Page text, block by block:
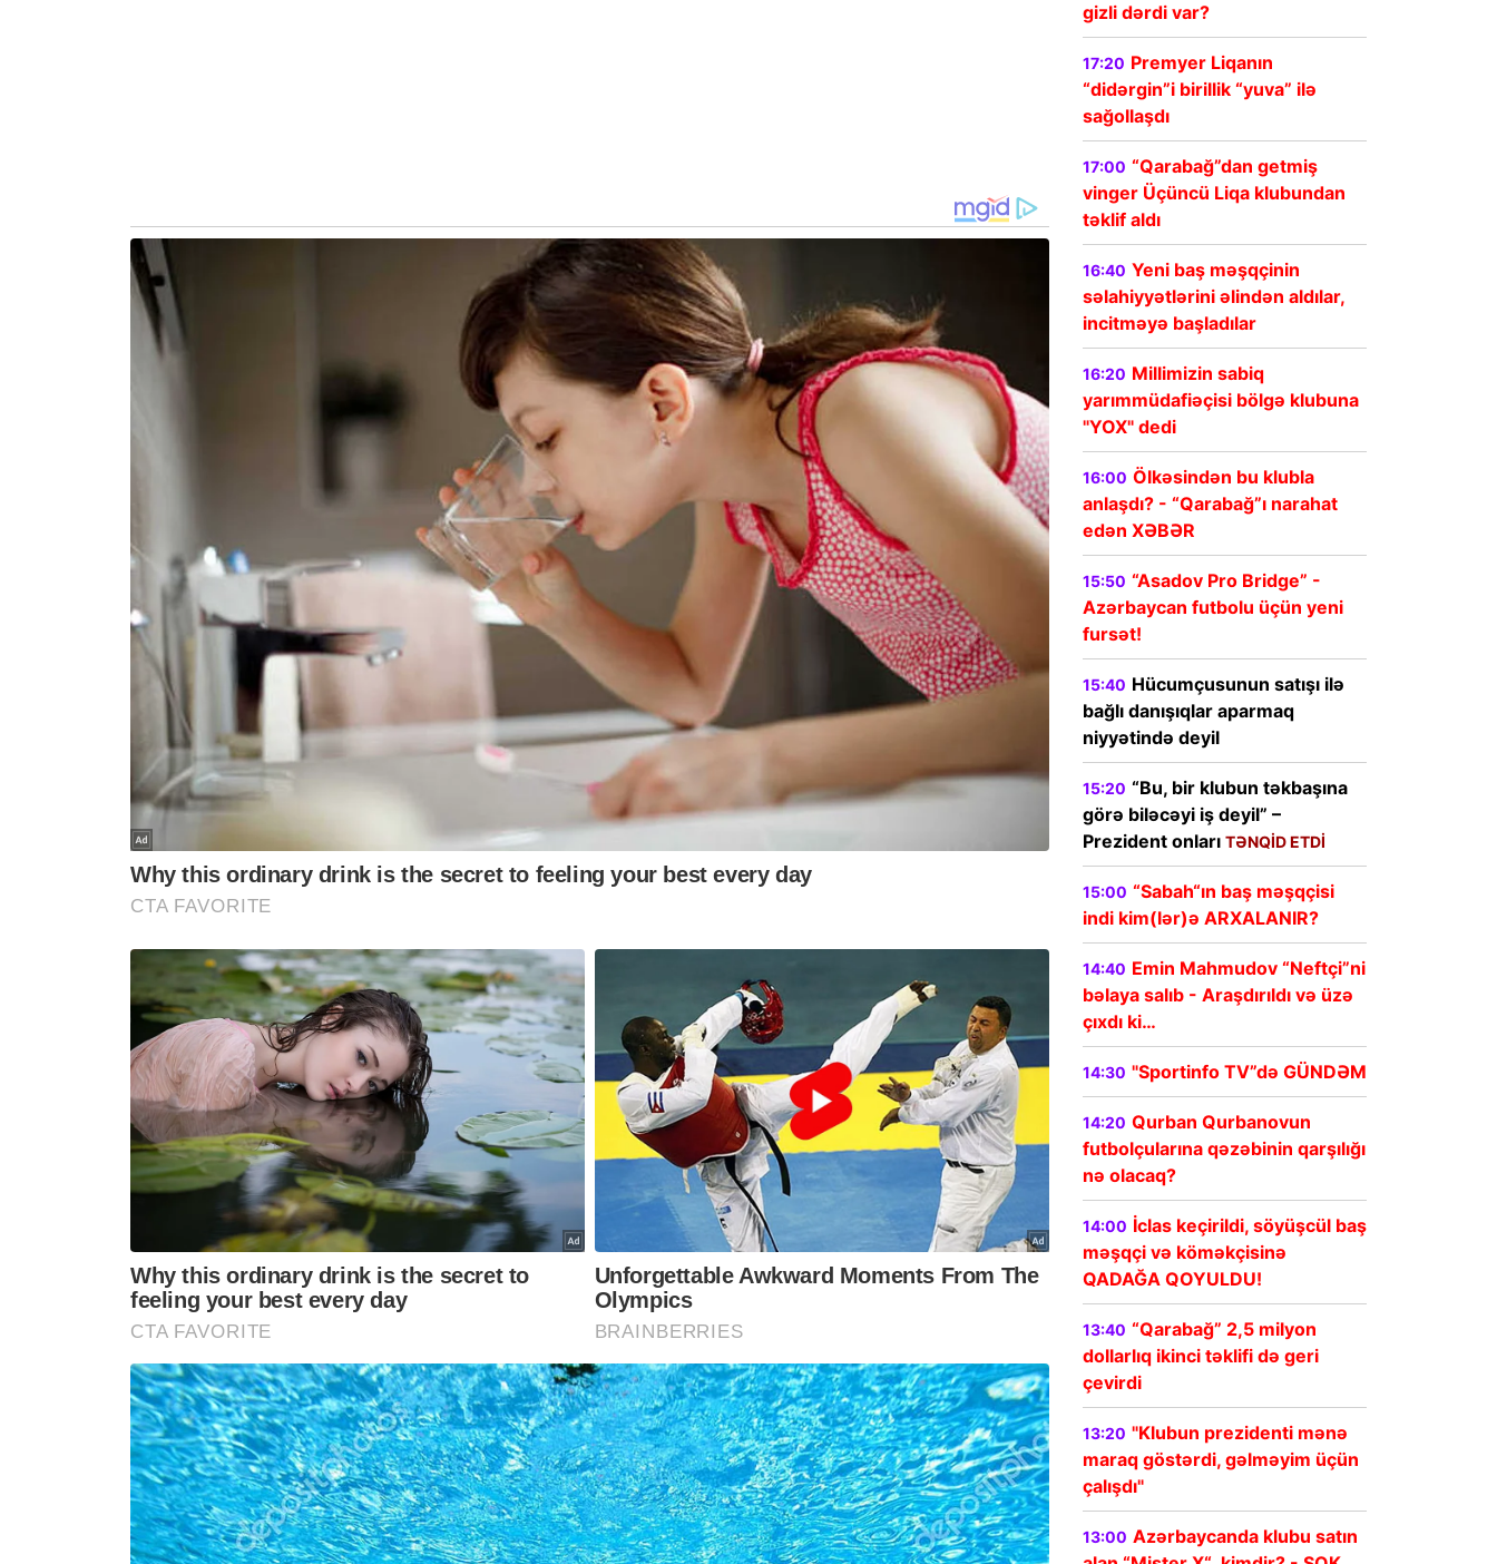
gizli dərdi var?
17:20 Premyer Liqanın
“didərgin”i birillik “yuva” ilə
sağollaşdı
17:00 “Qarabağ”dan getmiş
vinger Üçüncü Liqa klubundan
təklif aldı
16:40 Yeni baş məşqçinin
səlahiyyətlərini əlindən aldılar,
incitməyə başladılar
16:20 Millimizin sabiq
yarımmüdafiəçisi bölgə klubuna
"YOX" dedi
16:00 Ölkəsindən bu klubla
anlaşdı? - “Qarabağ”ı narahat
edən XƏBƏR
15:50 “Asadov Pro Bridge” -
Azərbaycan futbolu üçün yeni
fursət!
15:40 Hücumçusunun satışı ilə
bağlı danışıqlar aparmaq
niyyətində deyil
15:20 “Bu, bir klubun təkbaşına
görə biləcəyi iş deyil” –
Prezident onları TƏNQİD ETDİ
15:00 “Sabah“ın baş məşqçisi
indi kim(lər)ə ARXALANIR?
14:40 Emin Mahmudov “Neftçi”ni
bəlaya salıb - Araşdırıldı və üzə
çıxdı ki…
14:30 "Sportinfo TV”də GÜNDƏM
14:20 Qurban Qurbanovun
futbolçularına qəzəbinin qarşılığı
nə olacaq?
14:00 İclas keçirildi, söyüşcül baş
məşqçi və köməkçisinə
QADAĞA QOYULDU!
13:40 “Qarabağ” 2,5 milyon
dollarlıq ikinci təklifi də geri
çevirdi
13:20 "Klubun prezidenti mənə
maraq göstərdi, gəlməyim üçün
çalışdı"
13:00 Azərbaycanda klubu satın